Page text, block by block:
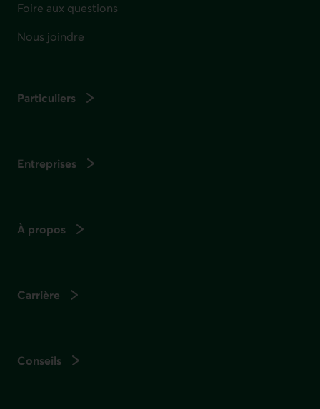
Foire aux questions
Nous joindre
Particuliers
Entreprises
À propos
Carrière
Conseils